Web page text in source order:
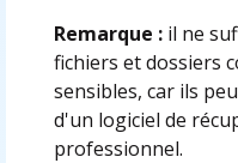
Remarque : il ne
fichiers et dossiers
sensibles, car ils
d'un logiciel de
professionnel.